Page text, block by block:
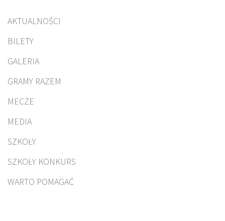
AKTUALNOŚCI
BILETY
GALERIA
GRAMY RAZEM
MECZE
MEDIA
SZKOŁY
SZKOŁY KONKURS
WARTO POMAGAĆ